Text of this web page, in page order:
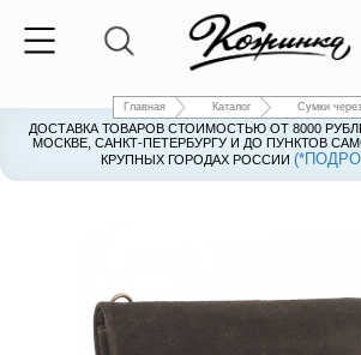
Главная Каталог Сумки
ДОСТАВКА ТОВАРОВ СТОИМОСТЬЮ ОТ 8000
МОСКВЕ, САНКТ-ПЕТЕРБУРГУ И ДО ПУНКТОВ
КРУПНЫХ ГОРОДАХ РОССИИ
ДОСТАВКА ТОВАРОВ СТОИМОСТЬЮ ОТ 8000
МОСКВЕ, САНКТ-ПЕТЕРБУРГУ И ДО ПУНКТОВ
КРУПНЫХ ГОРОДАХ РОССИИ